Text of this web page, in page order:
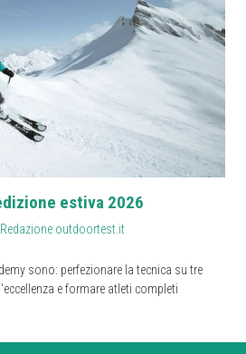
estiva 2026
Redazione outdoortest.it
sono: perfezionare la tecnica su tre
e formare atleti completi